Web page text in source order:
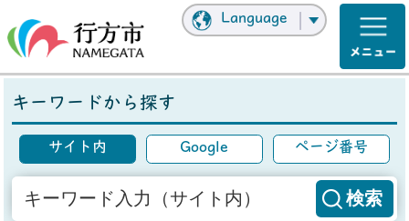
Language
キーワードから探す
サイト内 Google ページ番号